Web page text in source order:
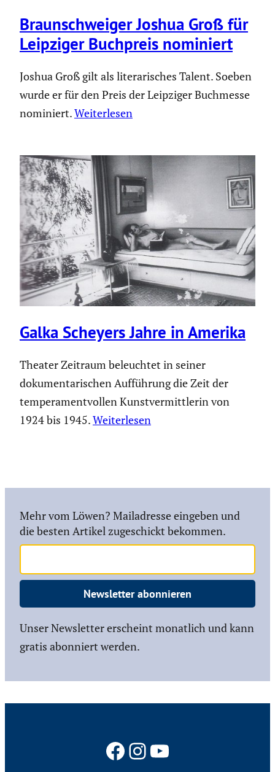
Braun­schweiger Joshua Groß für
Leipziger Buchpreis nominiert
Joshua Groß gilt als literarisches Talent. Soeben
wurde er für den Preis der Leipziger Buchmesse
nominiert.Weiterlesen
Galka Scheyers Jahre in Amerika
Theater Zeitraum beleuchtet in seiner
dokumentarischen Aufführung die Zeit der
temperamentvollen Kunstvermittlerin von
1924 bis 1945.Weiterlesen
Mehr vom Löwen? Mailadresse eingeben und
die besten Artikel zugeschickt bekommen.
Newsletter abonnieren
Unser Newsletter erscheint monatlich und kann
gratis abonniert werden.
Facebook
Instagram
YouTube